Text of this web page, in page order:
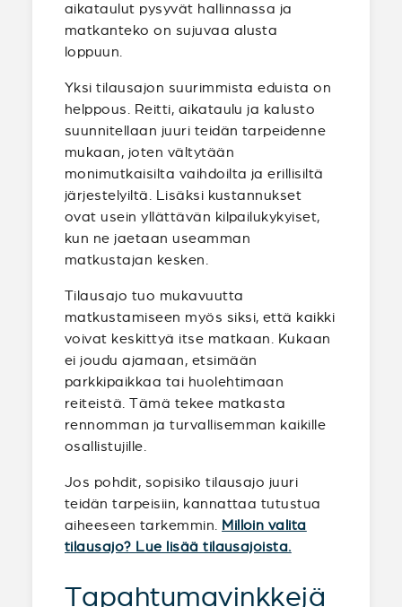
aikataulut pysyvät hallinnassa ja
matkanteko on sujuvaa alusta
loppuun.
Yksi tilausajon suurimmista eduista on
helppous. Reitti, aikataulu ja kalusto
suunnitellaan juuri teidän tarpeidenne
mukaan, joten vältytään
monimutkaisilta vaihdoilta ja erillisiltä
järjestelyiltä. Lisäksi kustannukset
ovat usein yllättävän kilpailukykyiset,
kun ne jaetaan useamman
matkustajan kesken.
Tilausajo tuo mukavuutta
matkustamiseen myös siksi, että kaikki
voivat keskittyä itse matkaan. Kukaan
ei joudu ajamaan, etsimään
parkkipaikkaa tai huolehtimaan
reiteistä. Tämä tekee matkasta
rennomman ja turvallisemman kaikille
osallistujille.
Jos pohdit, sopisiko tilausajo juuri
teidän tarpeisiin, kannattaa tutustua
aiheeseen tarkemmin. Milloin valita
tilausajo? Lue lisää tilausajoista.
Tapahtumavinkkejä